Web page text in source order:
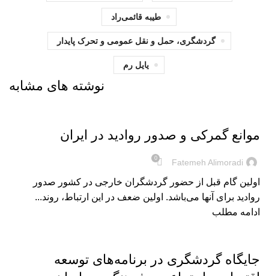
طیبه قائمی‌راد
گردشگری، حمل و نقل عمومی و تحرک پایدار
یایل رم
نوشته های مشابه
موانع گمرکی و صدور روادید در ایران
Fatemeh Alimoradi
0
اولین گام قبل از حضور گردشگران خارجی در کشور صدور
روادید برای آنها می‌باشد. اولین ضعف در این ارتباط، روند...
ادامه مطلب
جایگاه گردشگری در برنامه‌های توسعه